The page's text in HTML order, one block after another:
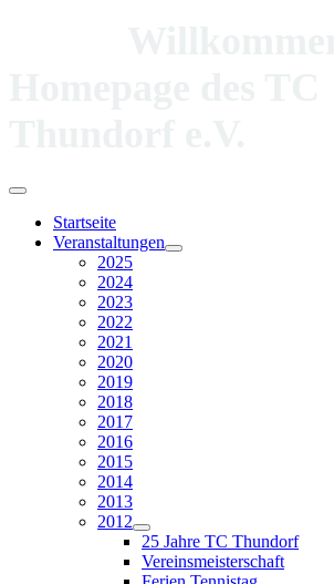
Startseite
Veranstaltungen
2025
2024
2023
2022
2021
2020
2019
2018
2017
2016
2015
2014
2013
2012
25 Jahre TC Thundorf
Vereinsmeisterschaft